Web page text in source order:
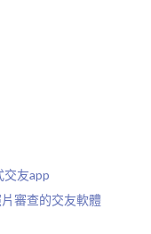
交友app
審查的交友軟體